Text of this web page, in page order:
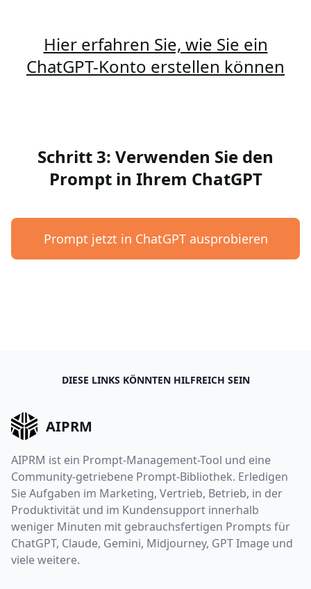
Hier erfahren Sie, wie Sie ein
ChatGPT-Konto erstellen können
Schritt 3: Verwenden Sie den
Prompt in Ihrem ChatGPT
Prompt jetzt in ChatGPT ausprobieren
DIESE LINKS KÖNNTEN HILFREICH SEIN
AIPRM
AIPRM ist ein Prompt-Management-Tool und eine
Community-getriebene Prompt-Bibliothek. Erledigen
Sie Aufgaben im Marketing, Vertrieb, Betrieb, in der
Produktivität und im Kundensupport innerhalb
weniger Minuten mit gebrauchsfertigen Prompts für
ChatGPT, Claude, Gemini, Midjourney, GPT Image und
viele weitere.